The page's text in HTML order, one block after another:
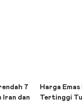
7
Iran dan
Harga
Tertinggi